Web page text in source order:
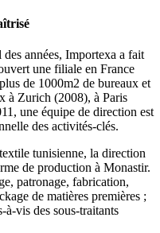
années, Importexa a fait
une filiale en France
de 1000m2 de bureaux et
à Zurich (2008), à Paris
une équipe de direction est
des activités-clés.
tunisienne, la direction
de production à Monastir.
patronage, fabrication,
de matières premières ;
vis des sous-traitants